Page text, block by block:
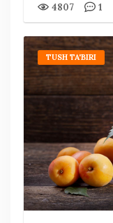
4807 1
TUSH TA'BIRI